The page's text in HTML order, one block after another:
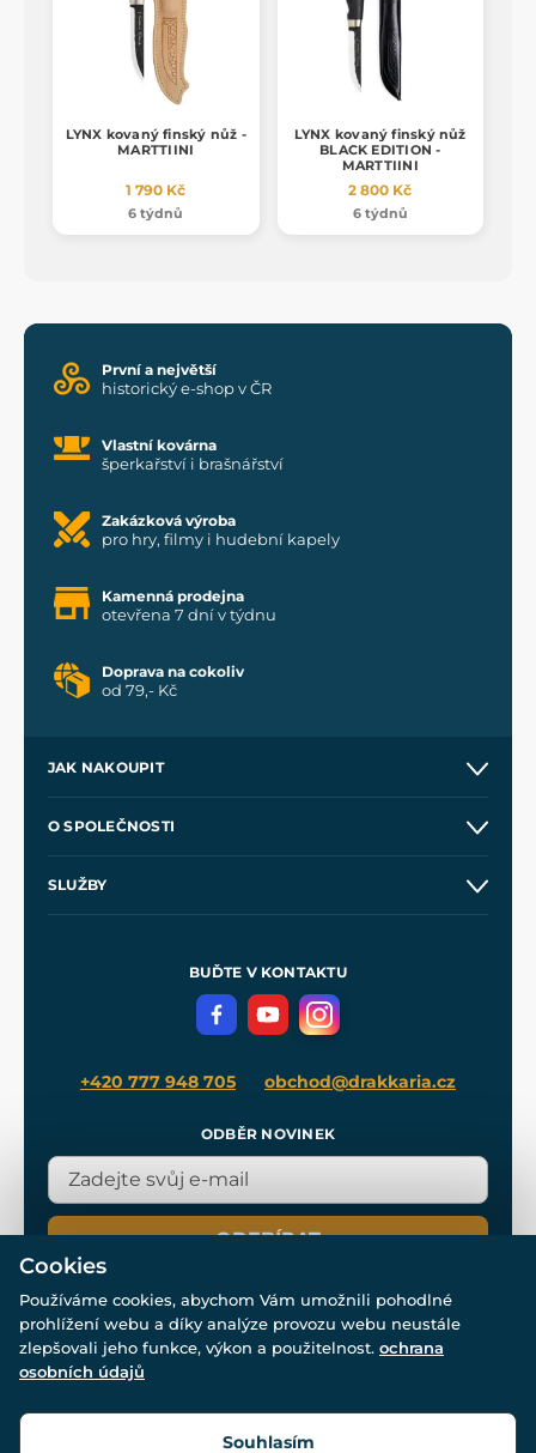
LYNX kovaný finský nůž -
MARTTIINI
1 790 Kč
6 týdnů
LYNX kovaný finský nůž
BLACK EDITION -
MARTTIINI
2 800 Kč
6 týdnů
První a největší
historický e-shop v ČR
Vlastní kovárna
šperkařství i brašnářství
Zakázková výroba
pro hry, filmy i hudební kapely
Kamenná prodejna
otevřena 7 dní v týdnu
Doprava na cokoliv
od 79,- Kč
JAK NAKOUPIT
Velkoobchod
O SPOLEČNOSTI
SLUŽBY
Meče pro Kingdom Come
BUĎTE V KONTAKTU
+420 777 948 705 obchod@drakkaria.cz
ODBĚR NOVINEK
ODEBÍRAT
© Všechna práva vyhrazena. www.drakkaria.cz 2007-2026.
Cookies
Používáme cookies, abychom Vám umožnili pohodlné
prohlížení webu a díky analýze provozu webu neustále
zlepšovali jeho funkce, výkon a použitelnost. ochrana
osobních údajů
Souhlasím